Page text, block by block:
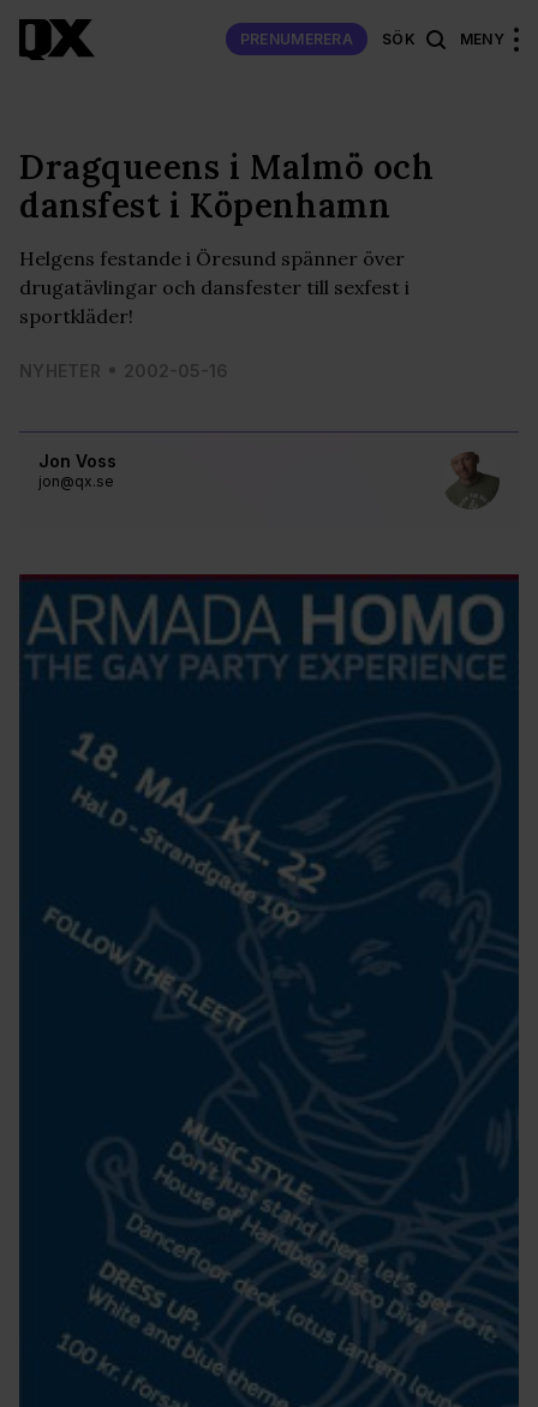
PRENUMERERA SÖK MENY
Jon Voss
jon@qx.se
Dragqueens i Malmö och
dansfest i Köpenhamn
Helgens festande i Öresund spänner över
drugatävlingar och dansfester till sexfest i
sportkläder!
NYHETER 2002-05-16